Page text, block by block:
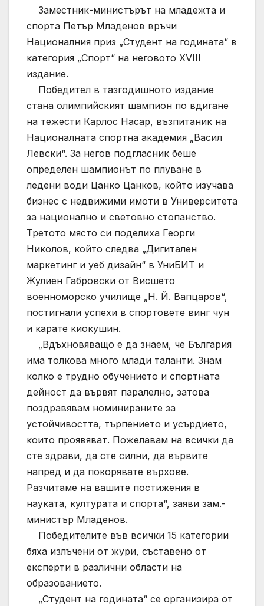
Заместник-министърът на младежта и
спорта Петър Младенов връчи
Националния приз „Студент на годината“ в
категория „Спорт“ на неговото XVIII
издание.
Победител в тазгодишното издание
стана олимпийският шампион по вдигане
на тежести Карлос Насар, възпитаник на
Националната спортна академия „Васил
Левски“. За негов подгласник беше
определен шампионът по плуване в
ледени води Цанко Цанков, който изучава
бизнес с недвижими имоти в Университета
за национално и световно стопанство.
Третото място си поделиха Георги
Николов, който следва „Дигитален
маркетинг и уеб дизайн“ в УниБИТ и
Жулиен Габровски от Висшето
военноморско училище „Н. Й. Вапцаров“,
постигнали успехи в спортовете винг чун
и карате киокушин.
„Вдъхновяващо е да знаем, че България
има толкова много млади таланти. Знам
колко е трудно обучението и спортната
дейност да вървят паралелно, затова
поздравявам номинираните за
устойчивостта, търпението и усърдието,
които проявяват. Пожелавам на всички да
сте здрави, да сте силни, да вървите
напред и да покорявате върхове.
Разчитаме на вашите постижения в
науката, културата и спорта“, заяви зам.-
министър Младенов.
Победителите във всички 15 категории
бяха излъчени от жури, съставено от
експерти в различни области на
образованието.
„Студент на годината“ се организира от